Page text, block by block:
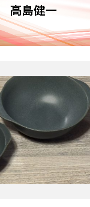
朝礼・会議
スピーチ」
日号）
の“儲かる通販”戦略視
百話百行(85)
最高の自分を表現
酒井光雄 成功事例